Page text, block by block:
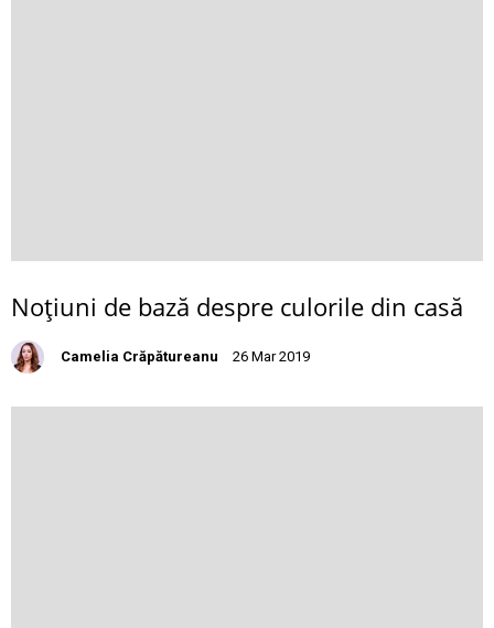
Noţiuni de bază despre culorile din casă
Camelia Crăpătureanu 26 Mar 2019